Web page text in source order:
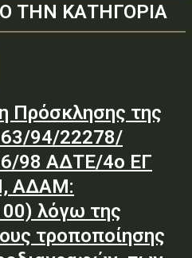
ΤΗΝ ΚΑΤΗΓΟΡΙΑ
της
94/22278/
98 ΑΔΤΕ/4ο ΕΓ
ΑΔΑΜ:
λόγω της
τροποποίησης